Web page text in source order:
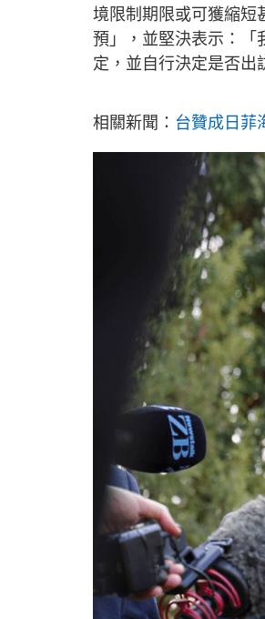
境限制期限或可獲縮短
預」，並堅決表示：「
定，並自行決定是否出
相關新聞： 台贊成日菲